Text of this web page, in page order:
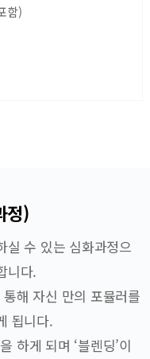
함)
정)
실 수 있는 심화과정으
니다.
해 자신 만의 포뮬러를
됩니다.
하게 되며 ‘블렌딩’이